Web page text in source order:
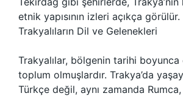
etnik yapısının izleri açıkça görülür.
Trakyalıların Dil ve Gelenekleri
Trakyalılar, bölgenin tarihi
toplum olmuşlardır. Trakya’da
Türkçe değil, aynı zamanda